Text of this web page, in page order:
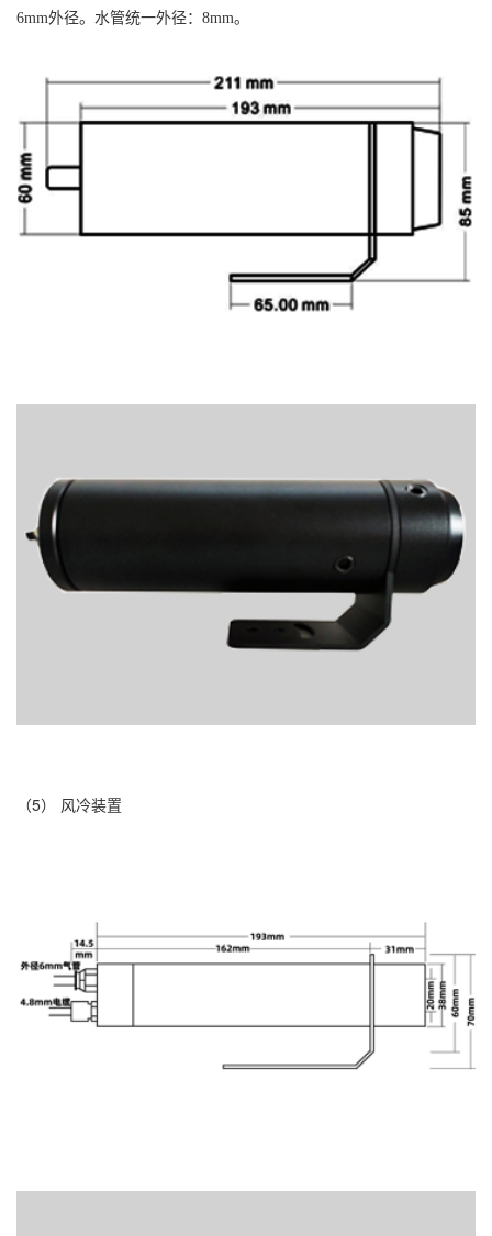
6mm外径。水管统一外径：8mm。
（5） 风冷装置